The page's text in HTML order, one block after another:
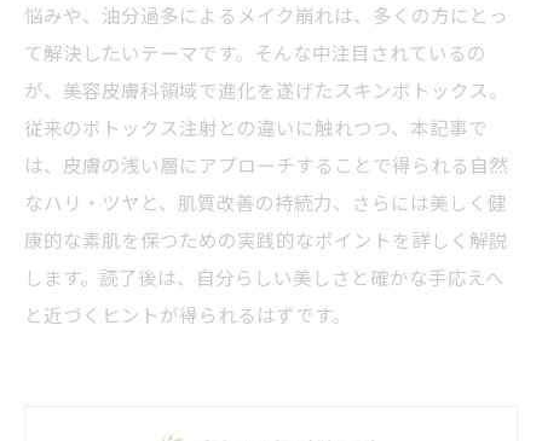
悩みや、油分過多によるメイク崩れは、多くの方にとっ
て解決したいテーマです。そんな中注目されているの
が、美容皮膚科領域で進化を遂げたスキンボトックス。
従来のボトックス注射との違いに触れつつ、本記事で
は、皮膚の浅い層にアプローチすることで得られる自然
なハリ・ツヤと、肌質改善の持続力、さらには美しく健
康的な素肌を保つための実践的なポイントを詳しく解説
します。読了後は、自分らしい美しさと確かな手応えへ
と近づくヒントが得られるはずです。